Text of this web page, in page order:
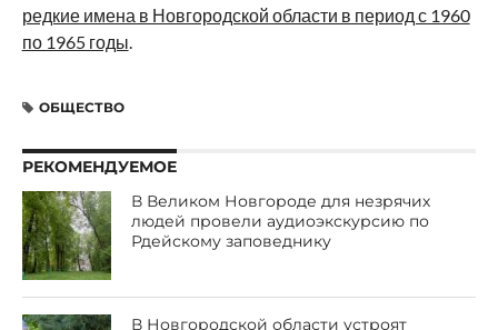
редкие имена в Новгородской области в период с 1960
по 1965 годы.
ОБЩЕСТВО
РЕКОМЕНДУЕМОЕ
В Великом Новгороде для незрячих
людей провели аудиоэкскурсию по
Рдейскому заповеднику
В Новгородской области устроят